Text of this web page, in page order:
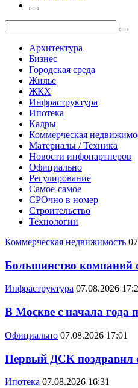
Архитектура
Бизнес
Городская среда
Жилье
ЖКХ
Инфраструктура
Ипотека
Кадры
Коммерческая
Материалы / Техника
Новости инфопартнеров
Официально
Регулирование
Самое-самое
СРОчно в номер
Строительство
Технологии
Коммерческая недвижимость
Большинство компаний
Инфраструктура 07.08.2026
В Москве с начала года
Официально 07.08.2026 17:01
Первый ДСК поздравил
Ипотека 07.08.2026 16:31